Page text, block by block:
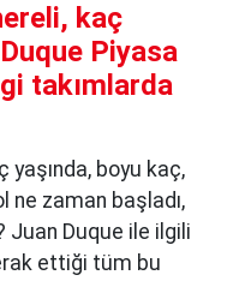
kaç
Piyasa
takımlarda
yaşında, boyu kaç,
ne zaman başladı,
Juan Duque ile ilgili
ettiği tüm bu